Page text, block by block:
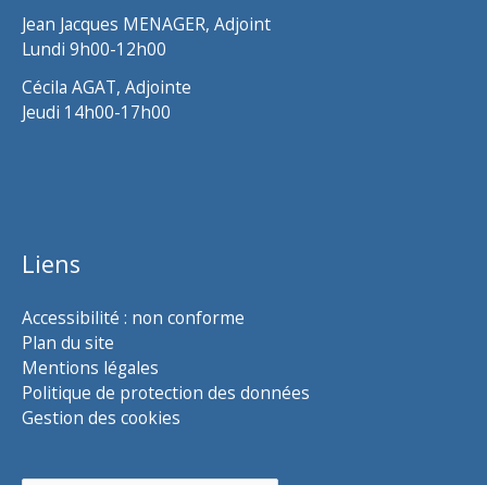
Jean Jacques MENAGER, Adjoint
Lundi 9h00-12h00
Cécila AGAT, Adjointe
Jeudi 14h00-17h00
Liens
Accessibilité : non conforme
Plan du site
Mentions légales
Politique de protection des données
Gestion des cookies